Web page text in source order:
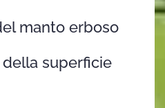
manto erboso
superficie